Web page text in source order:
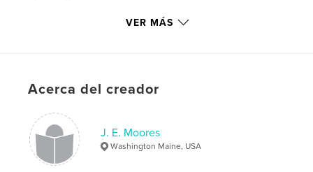
N.º de páginas:24
Fecha de publicación:
Palabras clave
monster , ,
VER MÁS
Acerca del creador
J. E. Moores
Washington Maine, USA